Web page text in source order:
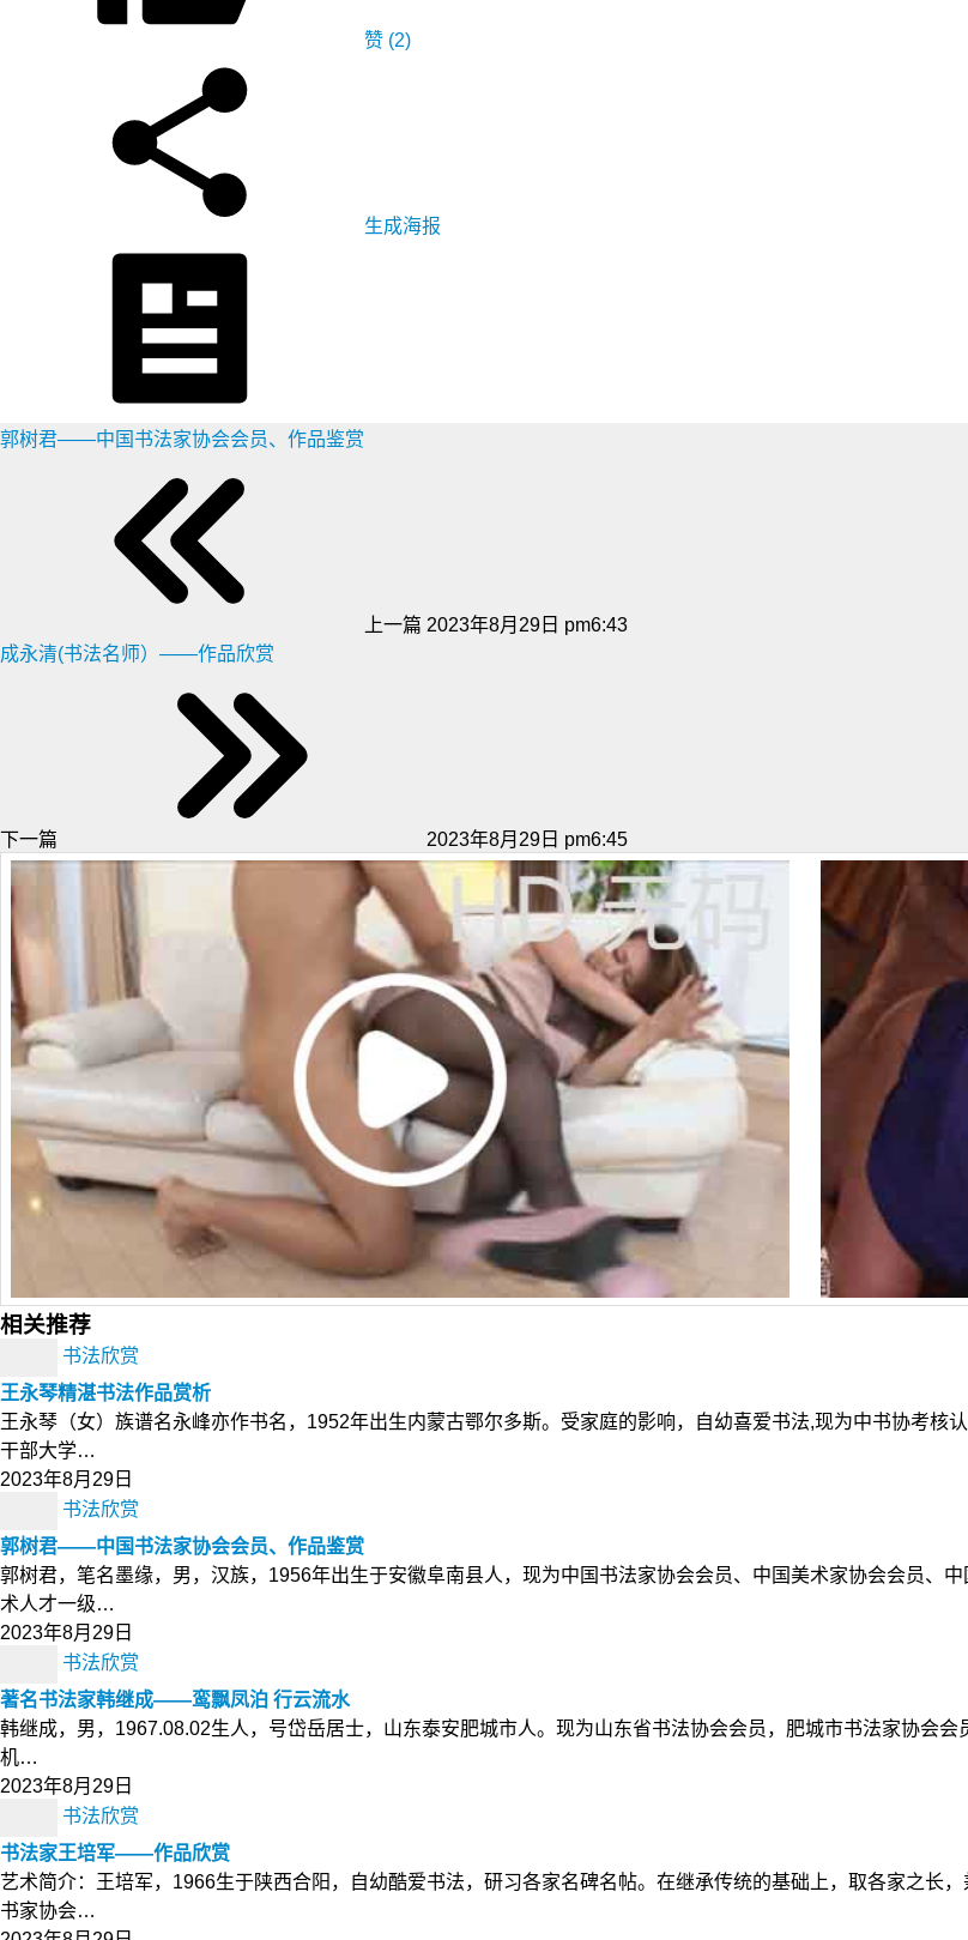
赞 (2)
生成海报
郭树君——中国书法家协会会员、作品鉴赏
上一篇 2023年8月29日 pm6:43
成永清(书法名师）——作品欣赏
下一篇 2023年8月29日 pm6:45
相关推荐
书法欣赏
王永琴精湛书法作品赏析
王永琴（女）族谱名永峰亦作书名，1952年出生内蒙古鄂尔多斯。受家庭的影响，自幼喜爱书法,现为中书协考
干部大学…
2023年8月29日
书法欣赏
郭树君——中国书法家协会会员、作品鉴赏
郭树君，笔名墨缘，男，汉族，1956年出生于安徽阜南县人，现为中国书法家协会会员、中国美术家协会会员、
术人才一级…
2023年8月29日
书法欣赏
著名书法家韩继成——鸾飘凤泊 行云流水
韩继成，男，1967.08.02生人，号岱岳居士，山东泰安肥城市人。现为山东省书法协会会员，肥城市书法家协会
机…
2023年8月29日
书法欣赏
书法家王培军——作品欣赏
艺术简介：王培军，1966生于陕西合阳，自幼酷爱书法，研习各家名碑名帖。在继承传统的基础上，取各家之长
书家协会…